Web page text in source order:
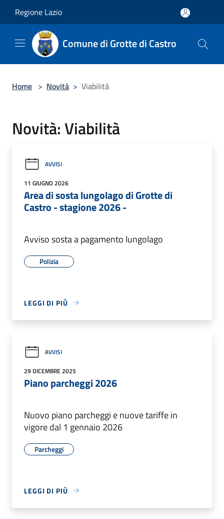
Regione Lazio
Comune di Grotte di Castro
Home > Novità > Viabilità
Novità: Viabilità
AVVISI
11 GIUGNO 2026
Area di sosta lungolago di Grotte di
Castro - stagione 2026 -
Avviso sosta a pagamento lungolago
Polizia
LEGGI DI PIÙ
AVVISI
29 DICEMBRE 2025
Piano parcheggi 2026
Nuovo piano parcheggi e nuove tariffe in
vigore dal 1 gennaio 2026
Parcheggi
LEGGI DI PIÙ